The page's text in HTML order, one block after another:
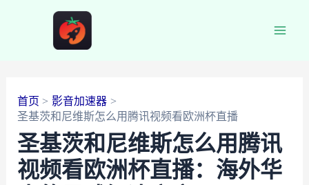
首页
影音加速器
圣基茨和尼维斯怎么用腾讯视频看欧洲杯直播
圣基茨和尼维斯怎么用腾讯
视频看欧洲杯直播：海外华